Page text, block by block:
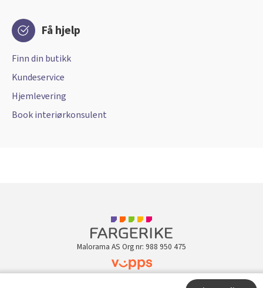
Få hjelp
Finn din butikk
Kundeservice
Hjemlevering
Book interiørkonsulent
Malorama AS Org nr: 988 950 475